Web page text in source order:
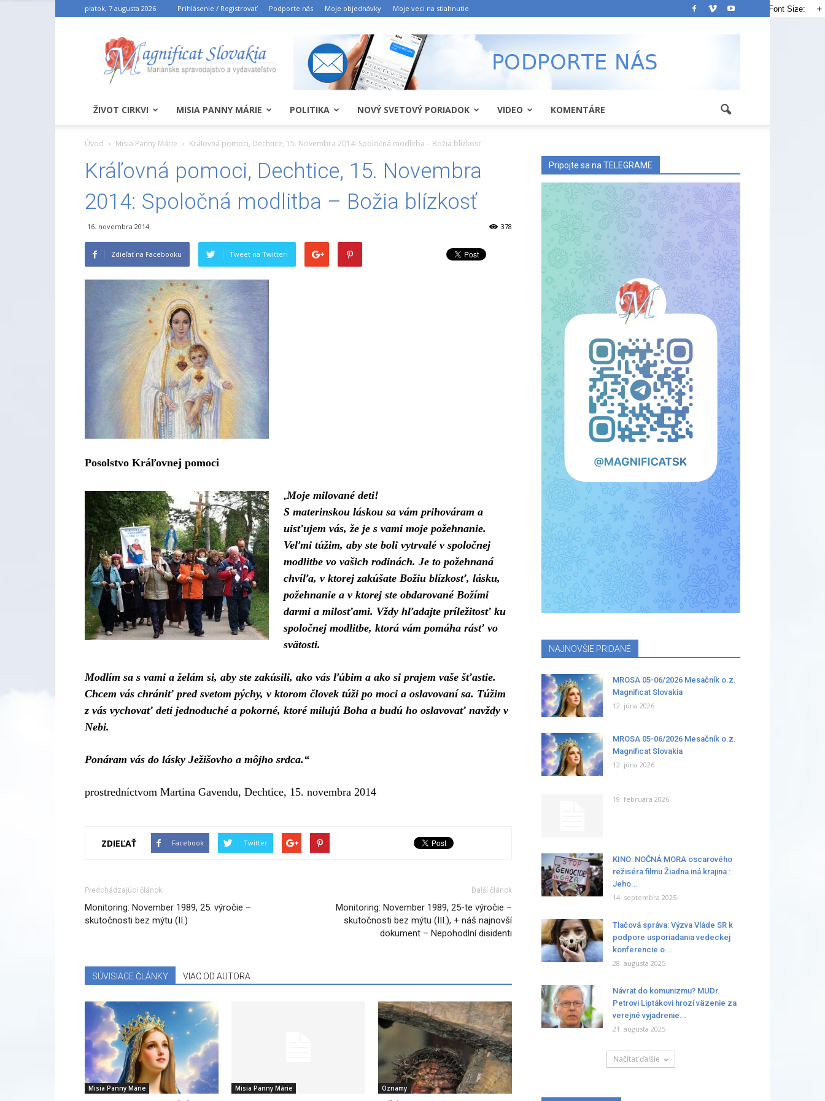
piatok, 7 augusta 2026 Prihlásenie / Registrovať Podporte nás Moje objednávky Moje veci na stiahnutie
ŽIVOT CIRKVI MISIA PANNY MÁRIE POLITIKA NOVÝ SVETOVÝ PORIADOK VIDEO KOMENTÁRE
Úvod Misia Panny Márie Kráľovná pomoci, Dechtice, 15. Novembra 2014: Spoločná modlitba – Božia blízkosť
Kráľovná pomoci, Dechtice, 15. Novembra
2014: Spoločná modlitba – Božia blízkosť
16. novembra 2014 378
Zdieľať na Facebooku Tweet na Twitteri
Posolstvo Kráľovnej pomoci
„Moje milované deti!
S materinskou láskou sa vám prihováram a
uisťujem vás, že je s vami moje požehnanie.
Veľmi túžim, aby ste boli vytrvalé v spoločnej
modlitbe vo vašich rodinách. Je to požehnaná
chvíľa, v ktorej zakúšate Božiu blízkosť, lásku,
požehnanie a v ktorej ste obdarované Božími
darmi a milosťami. Vždy hľadajte príležitosť ku
spoločnej modlitbe, ktorá vám pomáha rásť vo
svätosti.
Modlím sa s vami a želám si, aby ste zakúsili, ako vás ľúbim a ako si prajem vaše šťastie.
Chcem vás chrániť pred svetom pýchy, v ktorom človek túži po moci a oslavovaní sa. Túžim
z vás vychovať deti jednoduché a pokorné, ktoré milujú Boha a budú ho oslavovať navždy v
Nebi.
Ponáram vás do lásky Ježišovho a môjho srdca.“
prostredníctvom Martina Gavendu, Dechtice, 15. novembra 2014
ZDIEĽAŤ Facebook Twitter
Predchádzajúci článok
Monitoring: November 1989, 25. výročie –
skutočnosti bez mýtu (II.)
Ďalší článok
Monitoring: November 1989, 25-te výročie –
skutočnosti bez mýtu (III.), + náš najnovší
dokument – Nepohodlní disidenti
SÚVISIACE ČLÁNKY VIAC OD AUTORA
Misia Panny Márie Misia Panny Márie Oznamy
Pripojte sa na TELEGRAME
NAJNOVŠIE PRIDANÉ
MROSA 05-06/2026 Mesačník o.z.
Magnificat Slovakia
12. júna 2026
MROSA 05-06/2026 Mesačník o.z.
Magnificat Slovakia
12. júna 2026
19. februára 2026
KINO: NOČNÁ MORA oscarového
režiséra filmu Žiadna iná krajina :
Jeho...
14. septembra 2025
Tlačová správa: Výzva Vláde SR k
podpore usporiadania vedeckej
konferencie o...
28. augusta 2025
Návrat do komunizmu? MUDr.
Petrovi Liptákovi hrozí väzenie za
verejné vyjadrenie...
21. augusta 2025
Načítať ďalšie
Font Size:
- +